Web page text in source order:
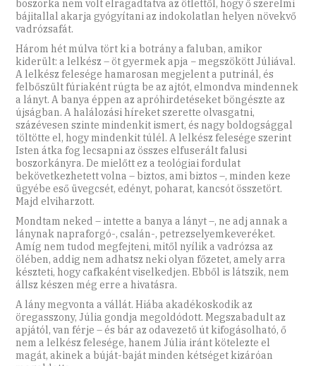
boszorka nem volt elragadtatva az ötlettől, hogy ő szerelmi
bájitallal akarja gyógyítani az indokolatlan helyen növekvő
vadrózsafát.
Három hét múlva tört ki a botrány a faluban, amikor
kiderült: a lelkész – öt gyermek apja − megszökött Júliával.
A lelkész felesége hamarosan megjelent a putrinál, és
felbőszült fúriaként rúgta be az ajtót, elmondva mindennek
a lányt. A banya éppen az apróhirdetéseket böngészte az
újságban. A halálozási híreket szerette olvasgatni,
százévesen szinte mindenkit ismert, és nagy boldogsággal
töltötte el, hogy mindenkit túlél. A lelkész felesége szerint
Isten átka fog lecsapni az összes elfuserált falusi
boszorkányra. De mielőtt ez a teológiai fordulat
bekövetkezhetett volna – biztos, ami biztos –, minden keze
ügyébe eső üvegcsét, edényt, poharat, kancsót összetört.
Majd elviharzott.
Mondtam neked – intette a banya a lányt –, ne adj annak a
lánynak napraforgó-, csalán-, petrezselyemkeveréket.
Amíg nem tudod megfejteni, mitől nyílik a vadrózsa az
ölében, addig nem adhatsz neki olyan főzetet, amely arra
készteti, hogy cafkaként viselkedjen. Ebből is látszik, nem
állsz készen még erre a hivatásra.
A lány megvonta a vállát. Hiába akadékoskodik az
öregasszony, Júlia gondja megoldódott. Megszabadult az
apjától, van férje – és bár az odavezető út kifogásolható, ő
nem a lelkész felesége, hanem Júlia iránt kötelezte el
magát, akinek a búját-baját minden kétséget kizáróan